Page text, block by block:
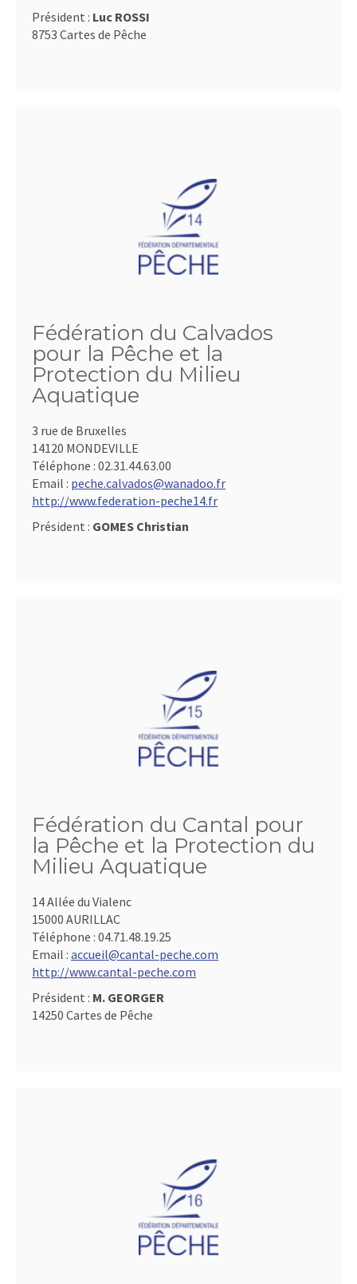
Président : Luc ROSSI
8753 Cartes de Pêche
Fédération du Calvados
pour la Pêche et la
Protection du Milieu
Aquatique
3 rue de Bruxelles
14120 MONDEVILLE
Téléphone : 02.31.44.63.00
Email : peche.calvados@wanadoo.fr
http://www.federation-peche14.fr
Président : GOMES Christian
Fédération du Cantal pour
la Pêche et la Protection du
Milieu Aquatique
14 Allée du Vialenc
15000 AURILLAC
Téléphone : 04.71.48.19.25
Email : accueil@cantal-peche.com
http://www.cantal-peche.com
Président : M. GEORGER
14250 Cartes de Pêche